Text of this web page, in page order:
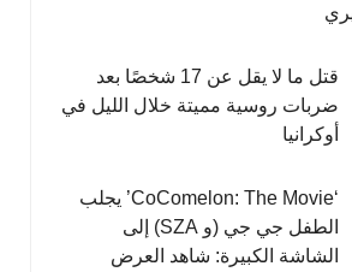
قتل ما لا يقل عن 17 شخصًا بعد
ضربات روسية مميتة خلال الليل في
أوكرانيا
‘CoComelon: The Movie’ يجلب
الطفل جي جي (و SZA) إلى
الشاشة الكبيرة: شاهد العرض